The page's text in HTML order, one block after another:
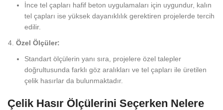
İnce tel çapları hafif beton uygulamaları için uygundur, kalın
tel çapları ise yüksek dayanıklılık gerektiren projelerde tercih
edilir.
Özel Ölçüler:
Standart ölçülerin yanı sıra, projelere özel talepler
doğrultusunda farklı göz aralıkları ve tel çapları ile üretilen
çelik hasırlar da bulunmaktadır.
Çelik Hasır Ölçülerini Seçerken Nelere